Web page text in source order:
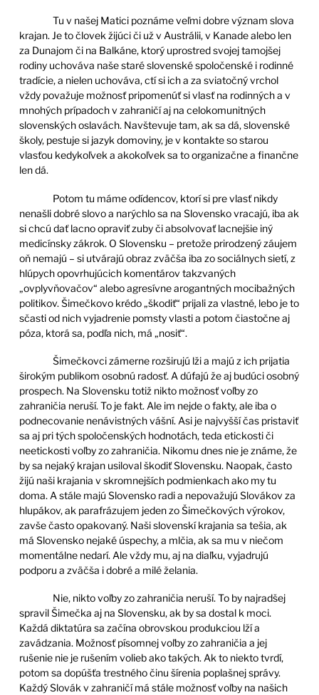
Tu v našej Matici poznáme veľmi dobre význam slova
krajan. Je to človek žijúci či už v Austrálii, v Kanade alebo len
za Dunajom či na Balkáne, ktorý uprostred svojej tamojšej
rodiny uchováva naše staré slovenské spoločenské i rodinné
tradície, a nielen uchováva, ctí si ich a za sviatočný vrchol
vždy považuje možnosť pripomenúť si vlasť na rodinných a v
mnohých prípadoch v zahraničí aj na celokomunitných
slovenských oslavách. Navštevuje tam, ak sa dá, slovenské
školy, pestuje si jazyk domoviny, je v kontakte so starou
vlasťou kedykoľvek a akokoľvek sa to organizačne a finančne
len dá.
Potom tu máme odídencov, ktorí si pre vlasť nikdy
nenašli dobré slovo a narýchlo sa na Slovensko vracajú, iba ak
si chcú dať lacno opraviť zuby či absolvovať lacnejšie iný
medicínsky zákrok. O Slovensku – pretože prirodzený záujem
oň nemajú – si utvárajú obraz zväčša iba zo sociálnych sietí, z
hlúpych opovrhujúcich komentárov takzvaných
„ovplyvňovačov“ alebo agresívne arogantných mocibažných
politikov. Šimečkovo krédo „škodiť“ prijali za vlastné, lebo je to
sčasti od nich vyjadrenie pomsty vlasti a potom čiastočne aj
póza, ktorá sa, podľa nich, má „nosiť“.
Šimečkovci zámerne rozširujú lži a majú z ich prijatia
širokým publikom osobnú radosť. A dúfajú že aj budúci osobný
prospech. Na Slovensku totiž nikto možnosť voľby zo
zahraničia neruší. To je fakt. Ale im nejde o fakty, ale iba o
podnecovanie nenávistných vášní. Asi je najvyšší čas pristaviť
sa aj pri tých spoločenských hodnotách, teda etickosti či
neetickosti voľby zo zahraničia. Nikomu dnes nie je známe, že
by sa nejaký krajan usiloval škodiť Slovensku. Naopak, často
žijú naši krajania v skromnejších podmienkach ako my tu
doma. A stále majú Slovensko radi a nepovažujú Slovákov za
hlupákov, ak parafrázujem jeden zo Šimečkových výrokov,
zavše často opakovaný. Naši slovenskí krajania sa tešia, ak
má Slovensko nejaké úspechy, a mlčia, ak sa mu v niečom
momentálne nedarí. Ale vždy mu, aj na diaľku, vyjadrujú
podporu a zväčša i dobré a milé želania.
Nie, nikto voľby zo zahraničia neruší. To by najradšej
spravil Šimečka aj na Slovensku, ak by sa dostal k moci.
Každá diktatúra sa začína obrovskou produkciou lží a
zavádzania. Možnosť písomnej voľby zo zahraničia a jej
rušenie nie je rušením volieb ako takých. Ak to niekto tvrdí,
potom sa dopúšťa trestného činu šírenia poplašnej správy.
Každý Slovák v zahraničí má stále možnosť voľby na našich